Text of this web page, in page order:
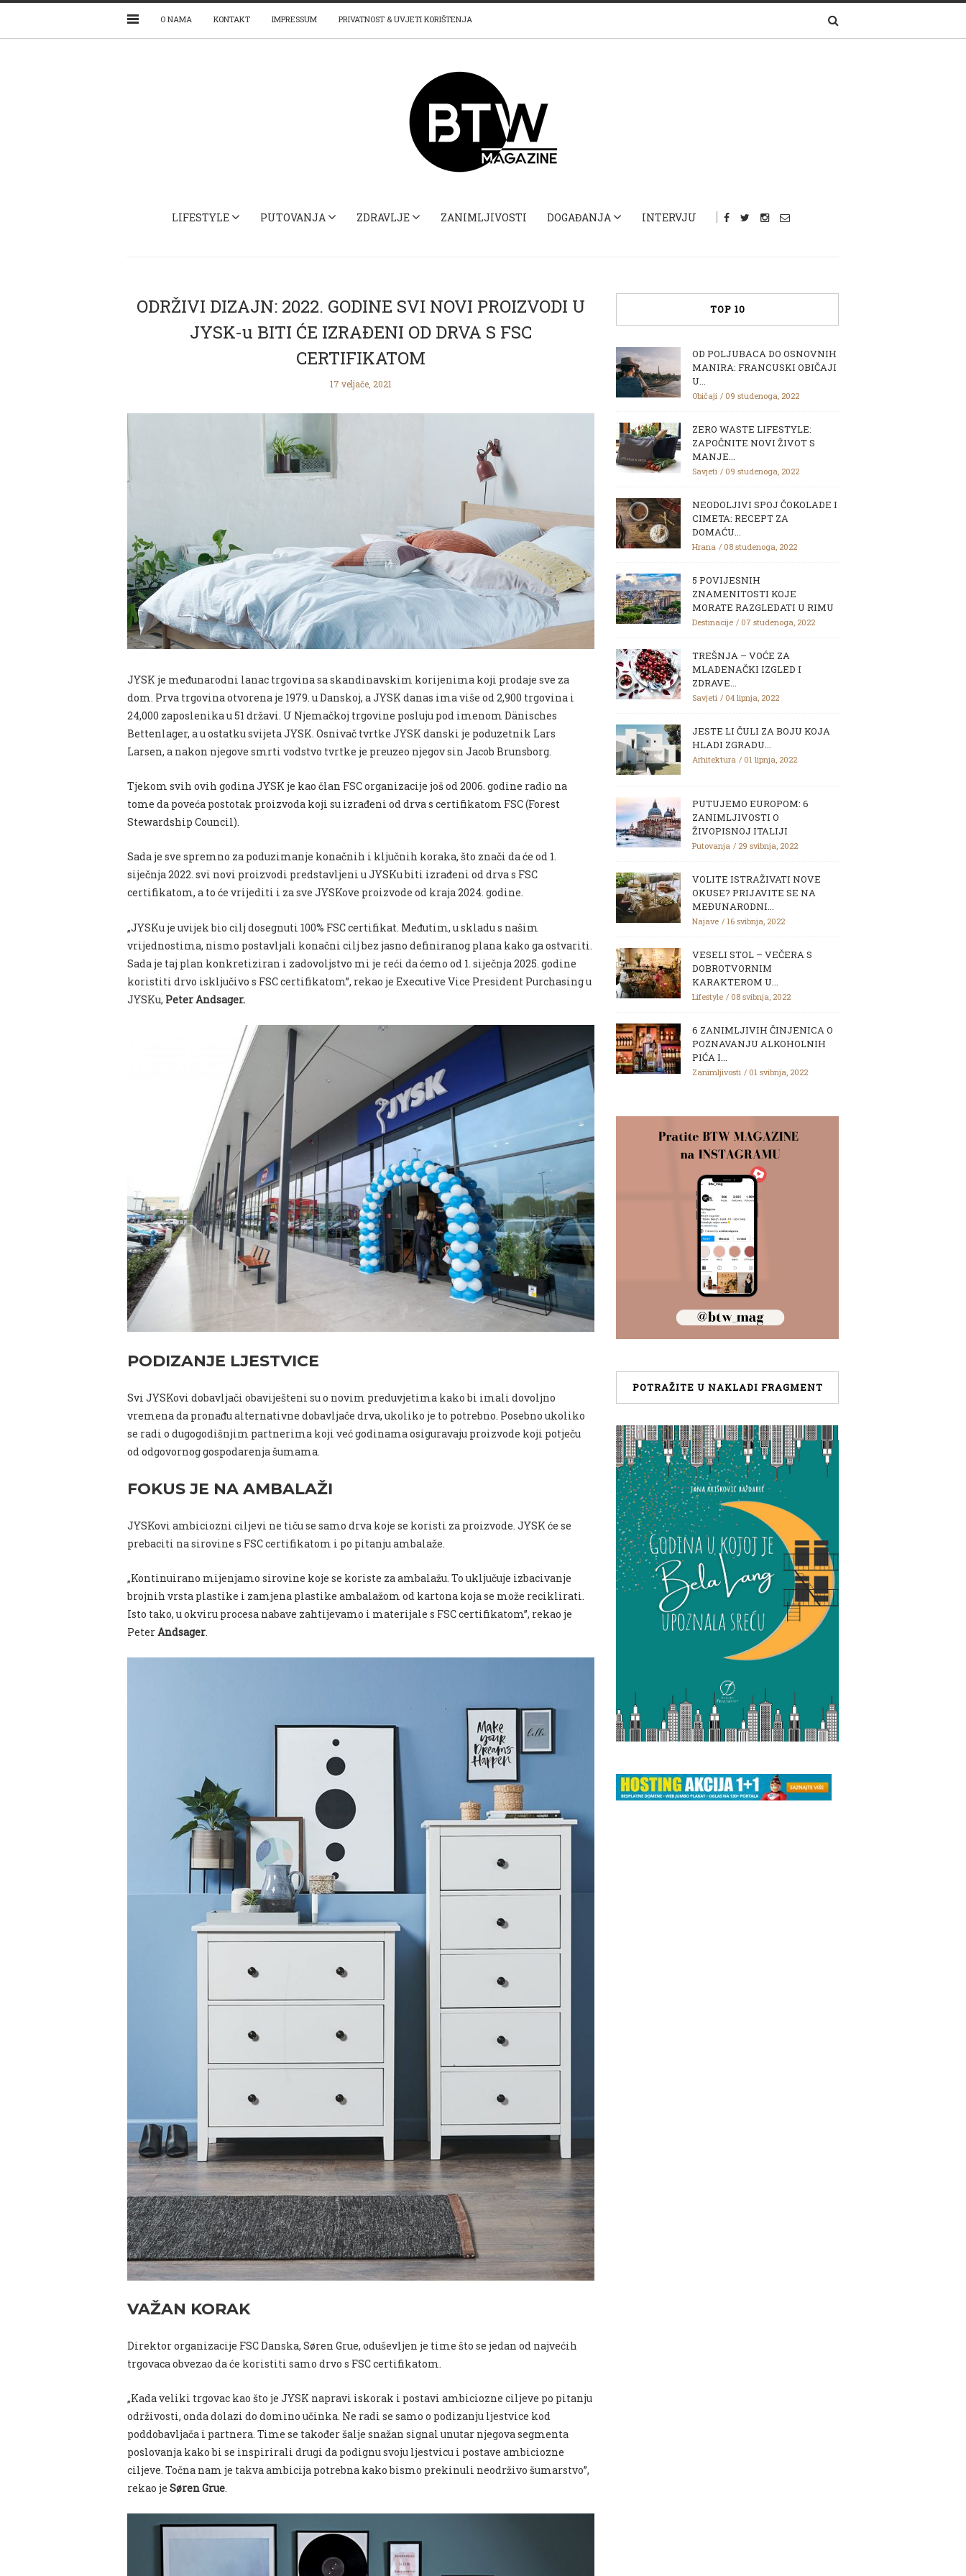
O NAMA KONTAKT IMPRESSUM PRIVATNOST & UVJETI KORIŠTENJA
LIFESTYLE PUTOVANJA ZDRAVLJE ZANIMLJIVOSTI DOGAĐANJA INTERVJU
ODRŽIVI DIZAJN: 2022. GODINE SVI NOVI PROIZVODI U
JYSK-u BITI ĆE IZRAĐENI OD DRVA S FSC
CERTIFIKATOM
17 veljače, 2021
JYSK je međunarodni lanac trgovina sa skandinavskim korijenima koji prodaje sve za
dom. Prva trgovina otvorena je 1979. u Danskoj, a JYSK danas ima više od 2,900 trgovina i
24,000 zaposlenika u 51 državi. U Njemačkoj trgovine posluju pod imenom Dänisches
Bettenlager, a u ostatku svijeta JYSK. Osnivač tvrtke JYSK danski je poduzetnik Lars
Larsen, a nakon njegove smrti vodstvo tvrtke je preuzeo njegov sin Jacob Brunsborg.
Tjekom svih ovih godina JYSK je kao član FSC organizacije još od 2006. godine radio na
tome da poveća postotak proizvoda koji su izrađeni od drva s certifikatom FSC (Forest
Stewardship Council).
Sada je sve spremno za poduzimanje konačnih i ključnih koraka, što znači da će od 1.
siječnja 2022. svi novi proizvodi predstavljeni u JYSKu biti izrađeni od drva s FSC
certifikatom, a to će vrijediti i za sve JYSKove proizvode od kraja 2024. godine.
„JYSKu je uvijek bio cilj dosegnuti 100% FSC certifikat. Međutim, u skladu s našim
vrijednostima, nismo postavljali konačni cilj bez jasno definiranog plana kako ga ostvariti.
Sada je taj plan konkretiziran i zadovoljstvo mi je reći da ćemo od 1. siječnja 2025. godine
koristiti drvo isključivo s FSC certifikatom”, rekao je Executive Vice President Purchasing u
JYSKu, Peter Andsager.
PODIZANJE LJESTVICE
Svi JYSKovi dobavljači obaviješteni su o novim preduvjetima kako bi imali dovoljno
vremena da pronađu alternativne dobavljače drva, ukoliko je to potrebno. Posebno ukoliko
se radi o dugogodišnjim partnerima koji već godinama osiguravaju proizvode koji potječu
od odgovornog gospodarenja šumama.
FOKUS JE NA AMBALAŽI
JYSKovi ambiciozni ciljevi ne tiču se samo drva koje se koristi za proizvode. JYSK će se
prebaciti na sirovine s FSC certifikatom i po pitanju ambalaže.
„Kontinuirano mijenjamo sirovine koje se koriste za ambalažu. To uključuje izbacivanje
brojnih vrsta plastike i zamjena plastike ambalažom od kartona koja se može reciklirati.
Isto tako, u okviru procesa nabave zahtijevamo i materijale s FSC certifikatom”, rekao je
PeterAndsager.
VAŽAN KORAK
Direktor organizacije FSC Danska, Søren Grue, oduševljen je time što se jedan od najvećih
trgovaca obvezao da će koristiti samo drvo s FSC certifikatom.
„Kada veliki trgovac kao što je JYSK napravi iskorak i postavi ambiciozne ciljeve po pitanju
održivosti, onda dolazi do domino učinka. Ne radi se samo o podizanju ljestvice kod
poddobavljača i partnera. Time se također šalje snažan signal unutar njegova segmenta
poslovanja kako bi se inspirirali drugi da podignu svoju ljestvicu i postave ambiciozne
ciljeve. Točna nam je takva ambicija potrebna kako bismo prekinuli neodrživo šumarstvo”,
rekao je Søren Grue.
TOP 10
OD POLJUBACA DO OSNOVNIH
MANIRA: FRANCUSKI OBIČAJI
U...
Običaji 09 studenoga, 2022
ZERO WASTE LIFESTYLE:
ZAPOČNITE NOVI ŽIVOT S
MANJE...
Savjeti 09 studenoga, 2022
NEODOLJIVI SPOJ ČOKOLADE I
CIMETA: RECEPT ZA
DOMAĆU...
Hrana 08 studenoga, 2022
5 POVIJESNIH
ZNAMENITOSTI KOJE
MORATE RAZGLEDATI U RIMU
Destinacije 07 studenoga, 2022
TREŠNJA – VOĆE ZA
MLADENAČKI IZGLED I
ZDRAVE...
Savjeti 04 lipnja, 2022
JESTE LI ČULI ZA BOJU KOJA
HLADI ZGRADU...
Arhitektura 01 lipnja, 2022
PUTUJEMO EUROPOM: 6
ZANIMLJIVOSTI O
ŽIVOPISNOJ ITALIJI
Putovanja 29 svibnja, 2022
VOLITE ISTRAŽIVATI NOVE
OKUSE? PRIJAVITE SE NA
MEĐUNARODNI...
Najave 16 svibnja, 2022
VESELI STOL – VEČERA S
DOBROTVORNIM
KARAKTEROM U...
Lifestyle 08 svibnja, 2022
6 ZANIMLJIVIH ČINJENICA O
POZNAVANJU ALKOHOLNIH
PIĆA I...
Zanimljivosti 01 svibnja, 2022
POTRAŽITE U NAKLADI FRAGMENT